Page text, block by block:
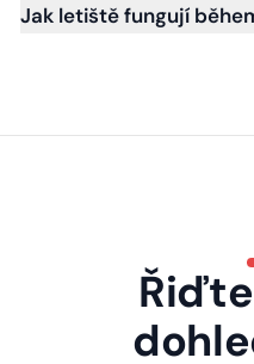
Jak letiště fungují